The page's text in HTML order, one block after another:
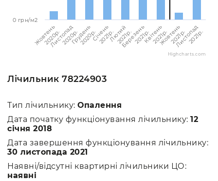
Жовтень
2020p.
Листопад
2020p.Грудень
2020p.Січень
2021p.Лютий
2021p.
Березень
2021p.Квітень
2021p.
Жовтень
2021p.
Листопад
2021p.
0 грн/м2
Highcharts.com
Лічильник 78224903
Тип лічильнику: Опалення
Дата початку функціонування лічильнику: 12
січня 2018
Дата завершення функціонування лічильнику:
30 листопада 2021
Наявні/відсутні квартирні лічильники ЦО:
наявні